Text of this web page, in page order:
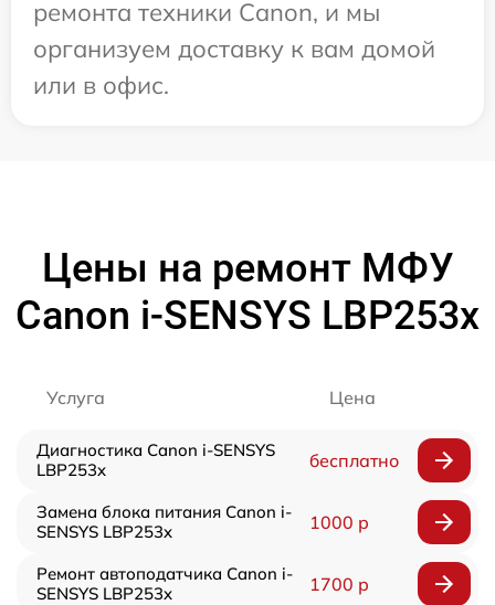
ремонта техники Canon, и мы
организуем доставку к вам домой
или в офис.
Цены на ремонт МФУ
Canon i-SENSYS LBP253x
Услуга Цена
Диагностика Canon i-SENSYS
LBP253x
бесплатно
Замена блока питания Canon i-
SENSYS LBP253x
1000 р
Ремонт автоподатчика Canon i-
SENSYS LBP253x
1700 р